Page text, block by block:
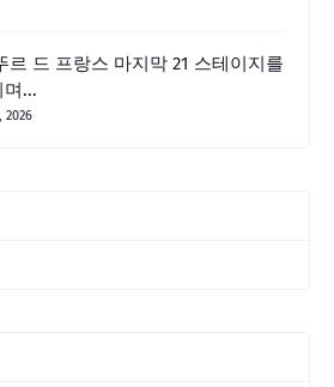
르 드 프랑스 마지막 21 스테이지를
며...
2026